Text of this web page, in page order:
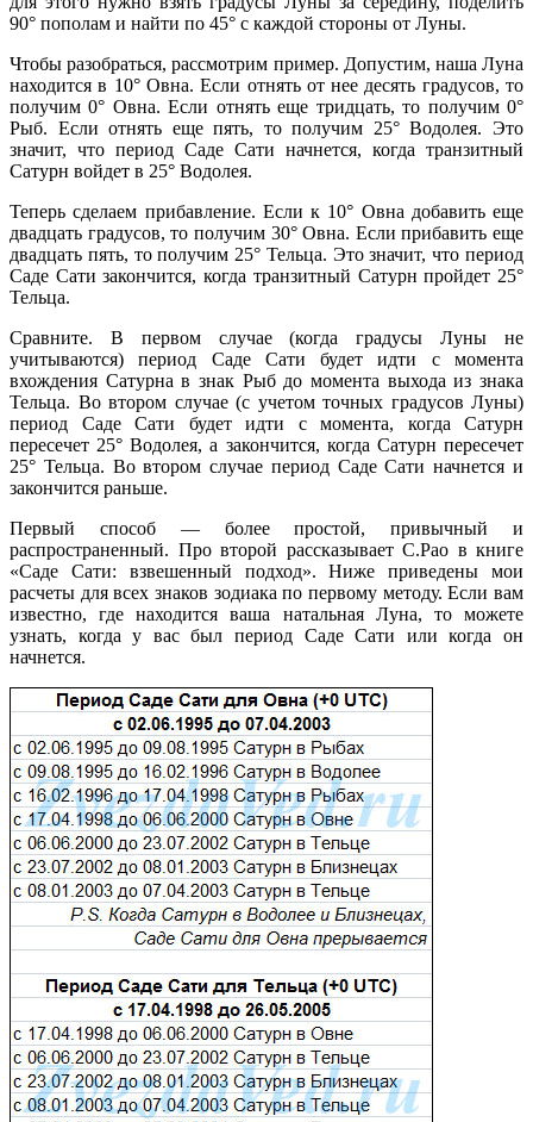
90° пополам и найти по 45° с каждой стороны от Луны.
Чтобы разобраться, рассмотрим пример. Допустим, наша Луна
находится в 10° Овна. Если отнять от нее десять градусов, то
получим 0° Овна. Если отнять еще тридцать, то получим 0°
Рыб. Если отнять еще пять, то получим 25° Водолея. Это
значит, что период Саде Сати начнется, когда транзитный
Сатурн войдет в 25° Водолея.
Теперь сделаем прибавление. Если к 10° Овна добавить еще
двадцать градусов, то получим 30° Овна. Если прибавить еще
двадцать пять, то получим 25° Тельца. Это значит, что период
Саде Сати закончится, когда транзитный Сатурн пройдет 25°
Тельца.
Сравните. В первом случае (когда градусы Луны не
учитываются) период Саде Сати будет идти с момента
вхождения Сатурна в знак Рыб до момента выхода из знака
Тельца. Во втором случае (с учетом точных градусов Луны)
период Саде Сати будет идти с момента, когда Сатурн
пересечет 25° Водолея, а закончится, когда Сатурн пересечет
25° Тельца. Во втором случае период Саде Сати начнется и
закончится раньше.
Первый способ — более простой, привычный и
распространенный. Про второй рассказывает С.Рао в книге
«Саде Сати: взвешенный подход». Ниже приведены мои
расчеты для всех знаков зодиака по первому методу. Если вам
известно, где находится ваша натальная Луна, то можете
узнать, когда у вас был период Саде Сати или когда он
начнется.